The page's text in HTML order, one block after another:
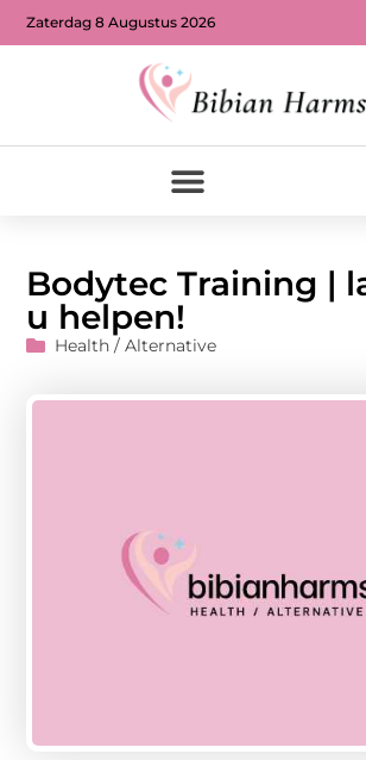
Zaterdag 8 Augustus 2026
Bodytec Training |
u helpen!
Health / Alternative